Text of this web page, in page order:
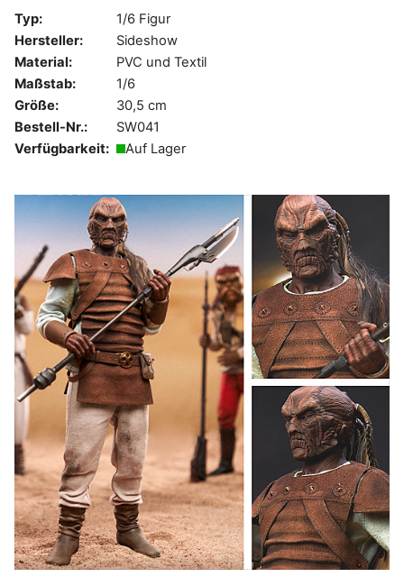
Typ:
1/6 Figur
Hersteller:
Sideshow
Material:
PVC und Textil
Maßstab:
1/6
Größe:
30,5 cm
Bestell-Nr.:
SW041
Verfügbarkeit:
Auf Lager